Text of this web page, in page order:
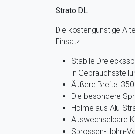
Strato DL
Die kostengünstige
Einsatz.
Stabile
in
Äußere Breite:
Die besondere
Holme aus Alu-
Auswechselbare
Sprossen-Holm-